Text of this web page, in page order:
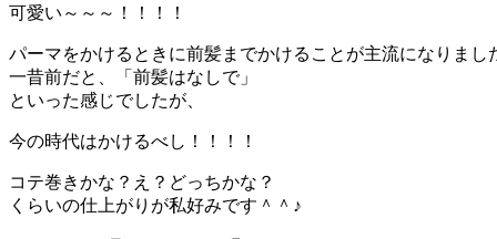
可愛い～～～！！！！
パーマをかけるときに前髪までかけることが主流になりまし
一昔前だと、「前髪はなしで」
といった感じでしたが、
今の時代はかけるべし！！！！
コテ巻きかな？え？どっちかな？
くらいの仕上がりが私好みです＾＾♪